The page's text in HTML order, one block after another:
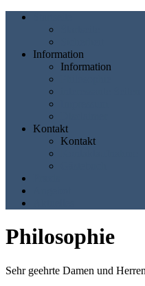
Information
Information
Kontakt
Kontakt
Philosophie
Sehr geehrte Damen und